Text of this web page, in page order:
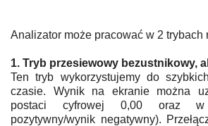
Analizator może pracować w 2 trybach
1. Tryb przesiewowy bezustnikowy,
Ten tryb wykorzystujemy do
czasie. Wynik na ekranie można
postaci cyfrowej 0,00 oraz
pozytywny/wynik negatywny).